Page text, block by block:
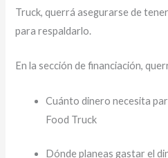
Truck, querrá asegurarse de
para respaldarlo.
En la sección de financiación,
Cuánto dinero necesita
Food Truck
Dónde planeas gastar el